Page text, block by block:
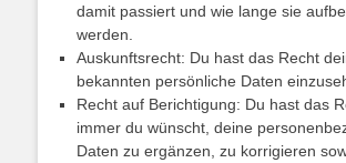
damit passiert und wie lange sie
werden.
Auskunftsrecht: Du hast das Recht
bekannten persönliche Daten
Recht auf Berichtigung: Du hast das
immer du wünscht, deine
Daten zu ergänzen, zu korrigieren